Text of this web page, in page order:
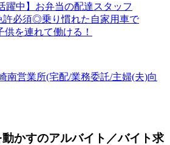
躍中】お弁当の配達スタッフ
許必須◎乗り慣れた自家用車で
供を連れて働ける！
南営業所(宅配/業務委託/主婦(夫)向
かすのアルバイト／バイト求